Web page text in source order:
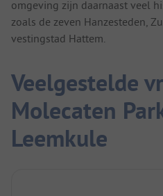
omgeving zijn daarnaast veel
zoals de zeven Hanzesteden,
vestingstad Hattem.
Veelgestelde
Molecaten
Leemkule